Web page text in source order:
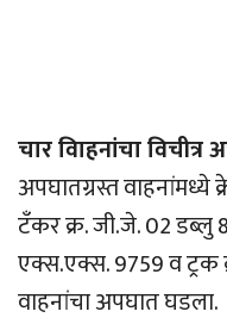
चार विाहनांचा विचीत्र
अपघातग्रस्त वाहनांमध्ये
टँकर क्र. जी.जे. 02 डब्लु
एक्स.एक्स. 9759 व ट्रक
वाहनांचा अपघात घडला.